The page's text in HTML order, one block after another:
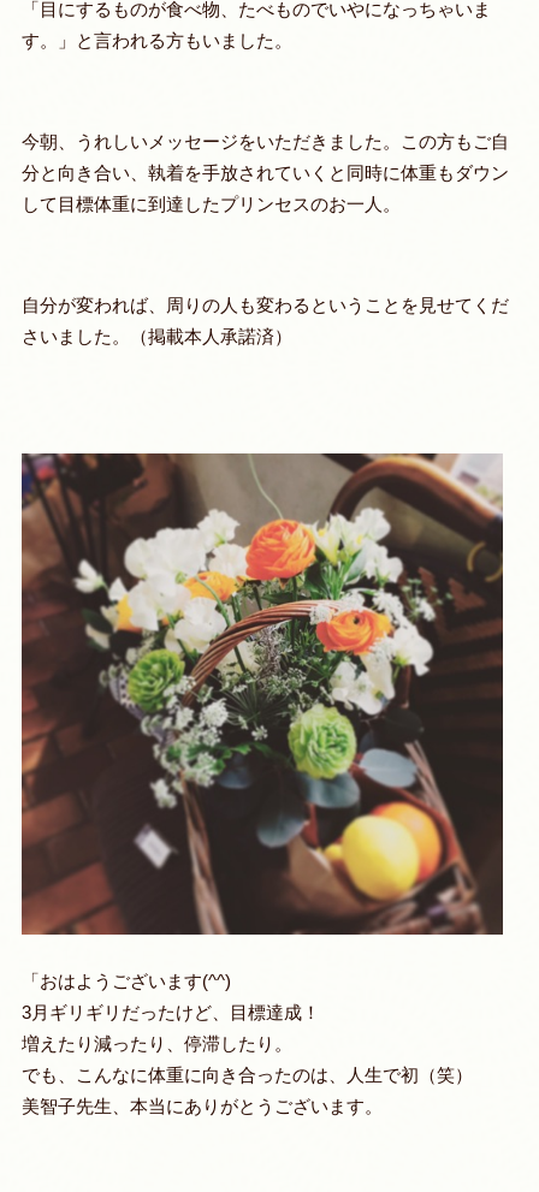
「目にするものが食べ物、たべものでいやになっちゃいま
す。」と言われる方もいました。
今朝、うれしいメッセージをいただきました。この方もご自
分と向き合い、執着を手放されていくと同時に体重もダウン
して目標体重に到達したプリンセスのお一人。
自分が変われば、周りの人も変わるということを見せてくだ
さいました。（掲載本人承諾済）
「おはようございます(^^)
3月ギリギリだったけど、目標達成！
増えたり減ったり、停滞したり。
でも、こんなに体重に向き合ったのは、人生で初（笑）
美智子先生、本当にありがとうございます。